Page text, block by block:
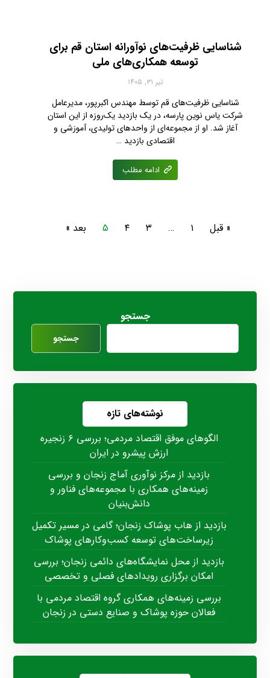
شناسایی ظرفیت‌های نوآورانه استان قم برای
توسعه همکاری‌های ملی
تیر ۳۱, ۱۴۰۵
شناسایی ظرفیت‌های قم توسط مهندس اکبرپور، مدیرعامل
شرکت یاس نوین پارسه، در یک بازدید یک‌روزه از این استان
آغاز شد. او از مجموعه‌ای از واحدهای تولیدی، آموزشی و
اقتصادی بازدید …
ادامه مطلب
« قبل ۱ … ۳ ۴ ۵ بعد »
جستجو
جستجو
نوشته‌های تازه
الگوهای موفق اقتصاد مردمی؛ بررسی ۶ زنجیره
ارزش پیشرو در ایران
بازدید از مرکز نوآوری آماج زنجان و بررسی
زمینه‌های همکاری با مجموعه‌های فناور و
دانش‌بنیان
بازدید از هاب پوشاک زنجان؛ گامی در مسیر تکمیل
زیرساخت‌های توسعه کسب‌وکارهای پوشاک
بازدید از محل نمایشگاه‌های دائمی زنجان؛ بررسی
امکان برگزاری رویدادهای فصلی و تخصصی
بررسی زمینه‌های همکاری گروه اقتصاد مردمی با
فعالان حوزه پوشاک و صنایع دستی در زنجان